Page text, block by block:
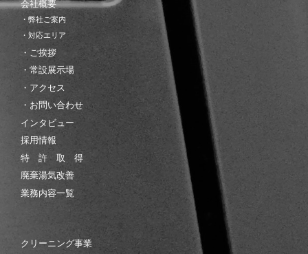
会社概要
・弊社ご案内
・対応エリア
・ご挨拶
・常設展示場
・アクセス
・お問い合わせ
インタビュー
採用情報
特 許 取 得
廃棄湯気改善
業務内容一覧
クリーニング事業